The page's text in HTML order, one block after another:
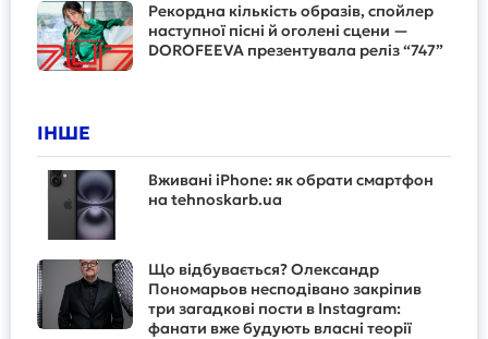
Рекордна кількість образів, спойлер
наступної пісні й оголені сцени —
DOROFEEVA презентувала реліз “747”
ІНШЕ
Вживані iPhone: як обрати смартфон
на tehnoskarb.ua
Що відбувається? Олександр
Пономарьов несподівано закріпив
три загадкові пости в Instagram:
фанати вже будують власні теорії